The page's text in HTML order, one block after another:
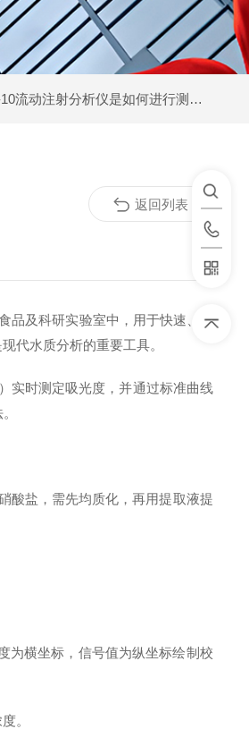
流动注射分析仪是如何进行测定的？
品及科研实验室中，用于快速、准
代水质分析的重要工具。
实时测定吸光度，并通过标准曲线
酸盐，需先均质化，再用提取液提
横坐标，信号值为纵坐标绘制校
。
返回列表